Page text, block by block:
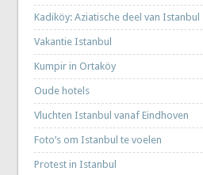
Kadiköy: Aziatische deel van Istanbul
Vakantie Istanbul
Kumpir in Ortaköy
Oude hotels
Vluchten Istanbul vanaf Eindhoven
Foto’s om Istanbul te voelen
Protest in Istanbul